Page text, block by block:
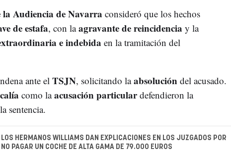
la Audiencia de Navarra consideró que los hechos
de estafa, con laagravante de reincidencia y la
e indebida en la tramitación del
ante el TSJN, solicitando laabsolución del acusado.
como laacusación particulardefendieron la
sentencia.
LOS HERMANOS WILLIAMS DAN EXPLICACIONES EN LOS JUZGADOS POR
NO PAGAR UN COCHE DE ALTA GAMA DE 79.000 EUROS